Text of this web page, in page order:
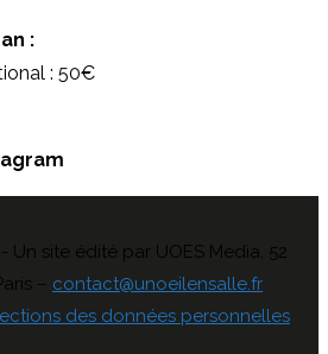
:
: 50€
Un site édité par UOES Media, 52
– contact@unoeilensalle.fr
des données personnelles